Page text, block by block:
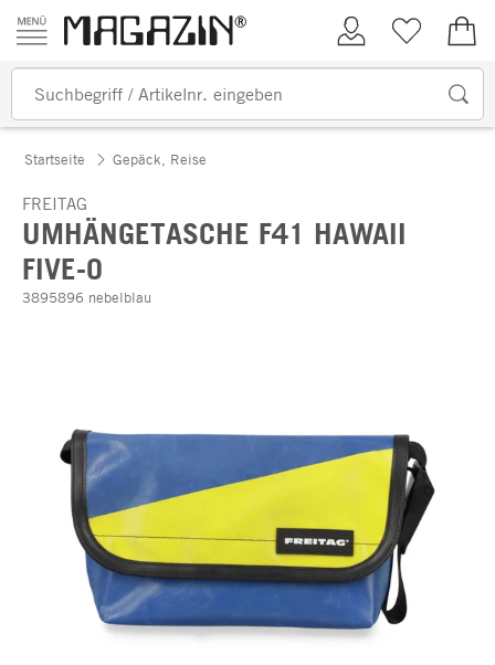
Zum Inhalt springen
Kundenkonto
Merkliste
Startseite Gepäck, Reise
FREITAG
UMHÄNGETASCHE F41 HAWAII
FIVE-O
3895896 nebelblau